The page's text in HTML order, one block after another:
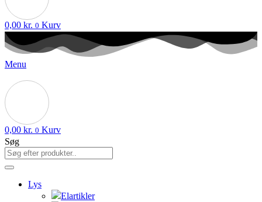
0,00 kr. 0 Kurv
Menu
0,00 kr. 0 Kurv
Søg
Lys
Elartikler